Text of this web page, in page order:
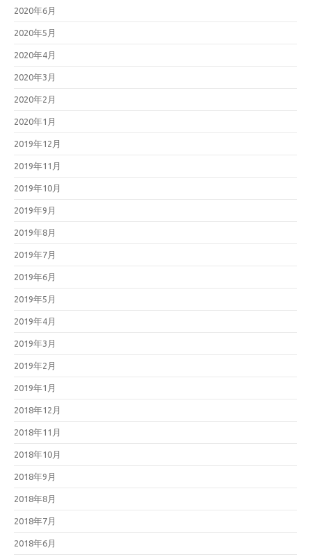
2020年6月
2020年5月
2020年4月
2020年3月
2020年2月
2020年1月
2019年12月
2019年11月
2019年10月
2019年9月
2019年8月
2019年7月
2019年6月
2019年5月
2019年4月
2019年3月
2019年2月
2019年1月
2018年12月
2018年11月
2018年10月
2018年9月
2018年8月
2018年7月
2018年6月